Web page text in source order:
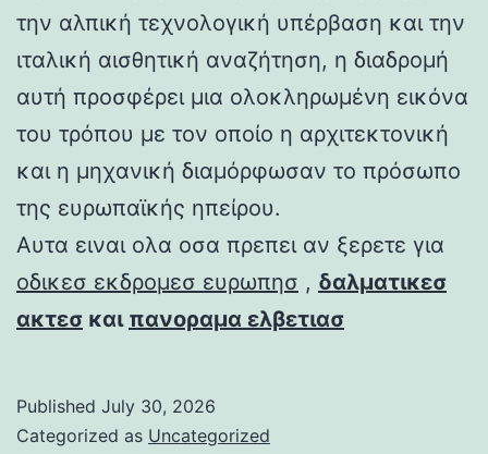
την αλπική τεχνολογική υπέρβαση και την
ιταλική αισθητική αναζήτηση, η διαδρομή
αυτή προσφέρει μια ολοκληρωμένη εικόνα
του τρόπου με τον οποίο η αρχιτεκτονική
και η μηχανική διαμόρφωσαν το πρόσωπο
της ευρωπαϊκής ηπείρου.
Αυτα ειναι ολα οσα πρεπει αν ξερετε για
οδικεσ εκδρομεσ ευρωπησ , δαλματικεσ
ακτεσ και πανοραμα ελβετιασ
Published July 30, 2026
Categorized as Uncategorized